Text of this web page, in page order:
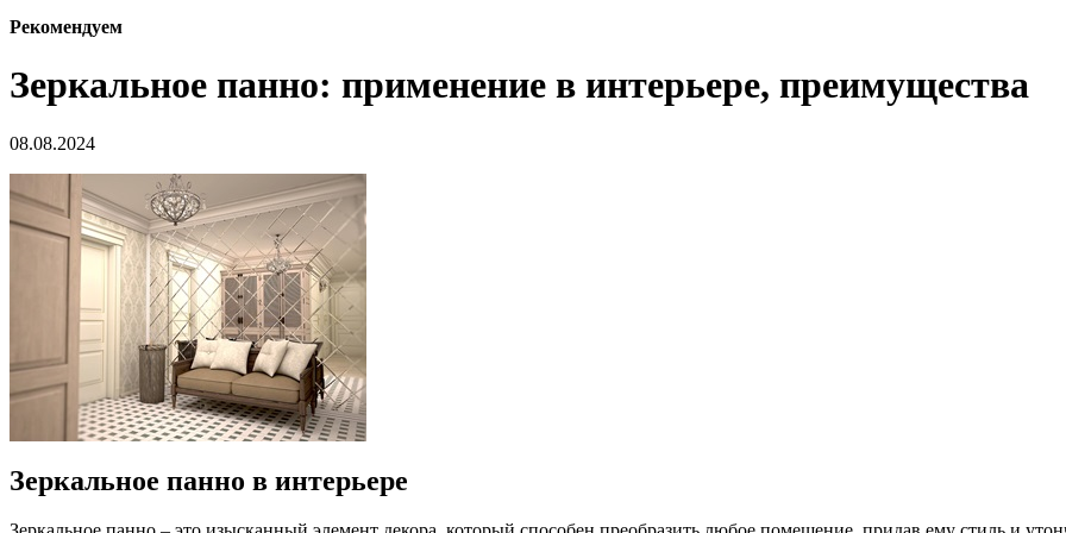
Рекомендуем
Зеркальное панно: применение в интерьере, преимущества
08.08.2024
Зеркальное панно в интерьере